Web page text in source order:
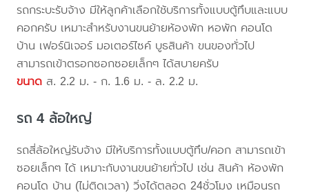
รถกระบะรับจ้าง มีให้ลูกค้าเลือกใช้บริการทั้งแบบตู้ทึบและแบบ
คอกครับ เหมาะสำหรับงานขนย้ายห้องพัก หอพัก คอนโด
บ้าน เฟอร์นิเจอร์ มอเตอร์ไซค์ บูธสินค้า ขนของทั่วไป
สามารถเข้าตรอกซอกซอยเล็กๆ ได้สบายครับ
ขนาด ส. 2.2 ม. - ก. 1.6 ม. - ล. 2.2 ม.
รถ 4 ล้อใหญ่
รถสี่ล้อใหญ่รับจ้าง มีให้บริการทั้งแบบตู้ทึบ/คอก สามารถเข้า
ซอยเล็กๆ ได้ เหมาะกับงานขนย้ายทั่วไป เช่น สินค้า ห้องพัก
คอนโด บ้าน (ไม่ติดเวลา) วิ่งได้ตลอด 24ชั่วโมง เหมือนรถ